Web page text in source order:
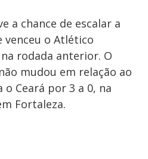
a chance de escalar a
venceu o Atlético
rodada anterior. O
mudou em relação ao
Ceará por 3 a 0, na
Fortaleza.